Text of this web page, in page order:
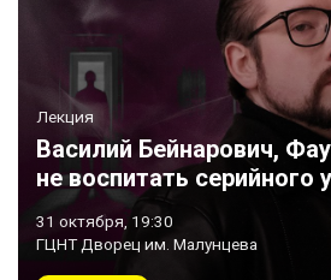
Лекция
Василий Бейнарович,
не воспитать серийного
31 октября, 19:30
ГЦНТ Дворец им. Малунцева